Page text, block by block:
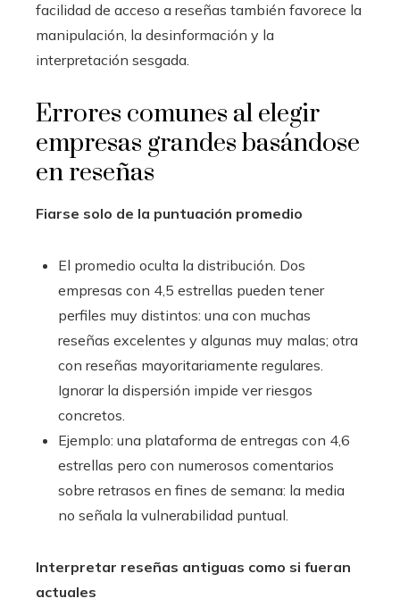
facilidad de acceso a reseñas también favorece la
manipulación, la desinformación y la
interpretación sesgada.
Errores comunes al elegir
empresas grandes basándose
en reseñas
Fiarse solo de la puntuación promedio
El promedio oculta la distribución. Dos
empresas con 4,5 estrellas pueden tener
perfiles muy distintos: una con muchas
reseñas excelentes y algunas muy malas; otra
con reseñas mayoritariamente regulares.
Ignorar la dispersión impide ver riesgos
concretos.
Ejemplo: una plataforma de entregas con 4,6
estrellas pero con numerosos comentarios
sobre retrasos en fines de semana: la media
no señala la vulnerabilidad puntual.
Interpretar reseñas antiguas como si fueran
actuales